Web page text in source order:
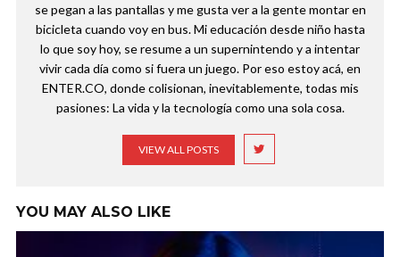
se pegan a las pantallas y me gusta ver a la gente montar en
bicicleta cuando voy en bus. Mi educación desde niño hasta
lo que soy hoy, se resume a un supernintendo y a intentar
vivir cada día como si fuera un juego. Por eso estoy acá, en
ENTER.CO, donde colisionan, inevitablemente, todas mis
pasiones: La vida y la tecnología como una sola cosa.
VIEW ALL POSTS
YOU MAY ALSO LIKE